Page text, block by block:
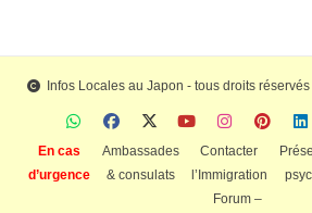
Infos Locales au Japon - tous droits
En cas
d’urgence
Ambassades
& consulats
Contacter
l’Immigration
Forum –